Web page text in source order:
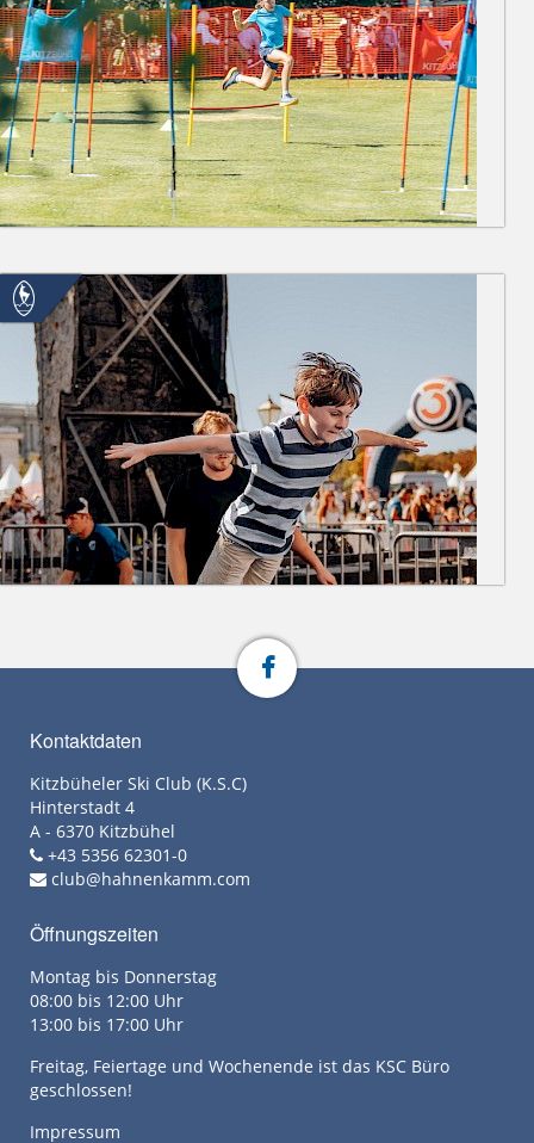
Kontaktdaten
Kitzbüheler Ski Club (K.S.C)
Hinterstadt 4
A - 6370 Kitzbühel
+43 5356 62301-0
club@hahnenkamm.com
Öffnungszeiten
Montag bis Donnerstag
08:00 bis 12:00 Uhr
13:00 bis 17:00 Uhr
Freitag, Feiertage und Wochenende ist das KSC Büro
geschlossen!
Impressum